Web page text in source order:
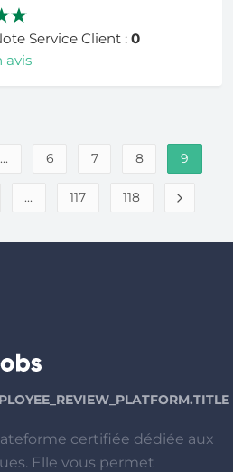
Service Client : 0
avis
... 6 7 8 9
... 117 118
certifiée dédiée aux
Elle vous permet